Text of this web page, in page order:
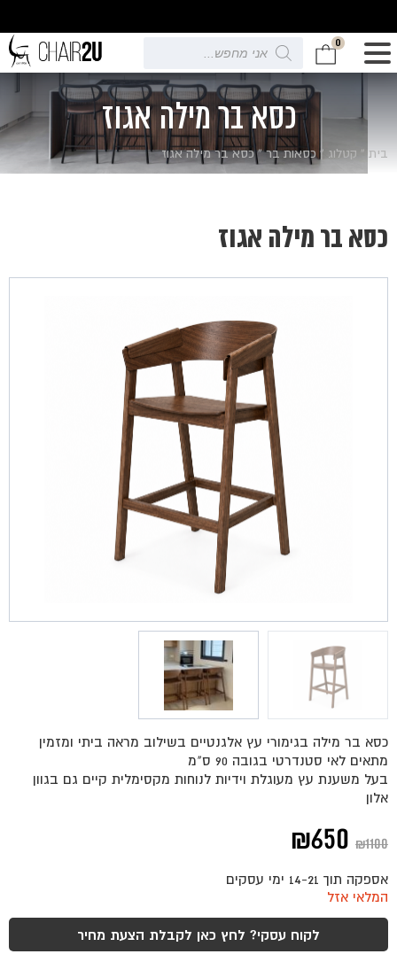
0
Products
search
כסא בר מילה אגוז
בית » קטלוג » כסאות בר»כסא בר מילה אגוז
כסא בר מילה בגימורי עץ אלגנטיים בשילוב מראה ביתי ומזמין
מתאים לאי סטנדרטי בגובה 90 ס"מ
בעל משענת עץ מעוגלת וידיות לנוחות מקסימלית קיים גם בגוון
אלון
₪1100
המחיר
המקורי
היה:
₪1100.
₪650
הנוכחי
₪650.
אספקה תוך 14-21 ימי עסקים
המלאי אזל
לקוח עסקי? לחץ כאן לקבלת הצעת מחיר
כסא בר מילה אגוז